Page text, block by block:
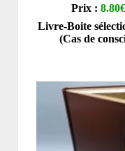
Prix : 8.80€
Livre-Boite
(Cas de